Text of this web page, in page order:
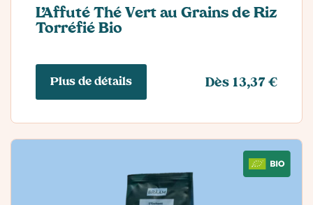
L’Affuté Thé Vert au Grains de Riz
Torréfié Bio
Plus de détails Dès 13,37 €